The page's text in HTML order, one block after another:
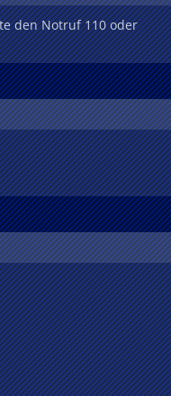
den Notruf 110 oder